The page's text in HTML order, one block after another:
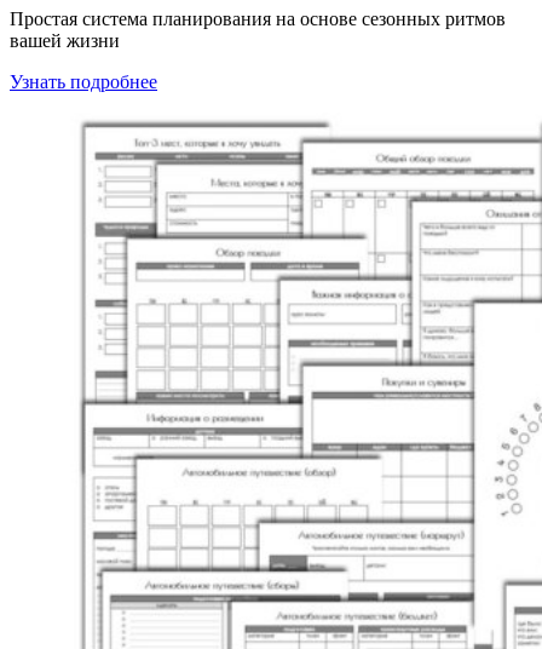
Простая система планирования на основе сезонных ритмов
вашей жизни
Узнать подробнее